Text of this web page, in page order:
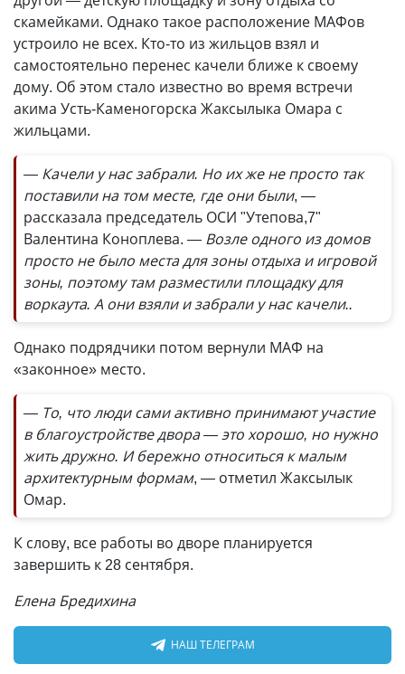
скамейками. Однако такое расположение МАФов
устроило не всех. Кто-то из жильцов взял и
самостоятельно перенес качели ближе к своему
дому. Об этом стало известно во время встречи
акима Усть-Каменогорска Жаксылыка Омара с
жильцами.
— Качели у нас забрали. Но их же не просто так
поставили на том месте, где они были, —
рассказала председатель ОСИ "Утепова,7"
Валентина Коноплева. — Возле одного из домов
просто не было места для зоны отдыха и игровой
зоны, поэтому там разместили площадку для
воркаута. А они взяли и забрали у нас качели..
Однако подрядчики потом вернули МАФ на
«законное» место.
— То, что люди сами активно принимают участие
в благоустройстве двора — это хорошо, но нужно
жить дружно. И бережно относиться к малым
архитектурным формам, — отметил Жаксылык
Омар.
К слову, все работы во дворе планируется
завершить к 28 сентября.
Елена Бредихина
НАШ ТЕЛЕГРАМ